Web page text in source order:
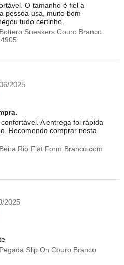
O tamanho é fiel a
pessoa usa, muito bom
tudo certinho.
Sneakers Couro Branco
2025
A entrega foi rápida
Recomendo comprar nesta
Rio Flat Form Branco com
2025
Slip On Couro Branco